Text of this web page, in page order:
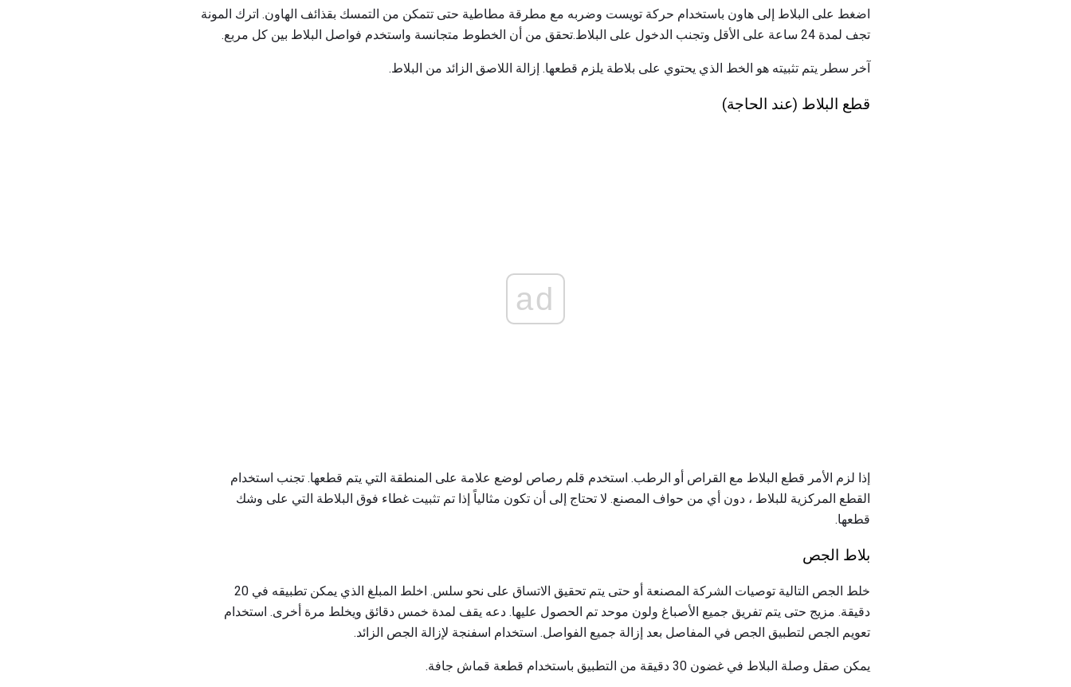
اضغط على البلاط إلى هاون باستخدام حركة تويست وضربه مع مطرقة مطاطية حتى تتمكن من التمسك بقذائف الهاون. اترك المونة
تجف لمدة 24 ساعة على الأقل وتجنب الدخول على البلاط.تحقق من أن الخطوط متجانسة واستخدم فواصل البلاط بين كل مربع.
آخر سطر يتم تثبيته هو الخط الذي يحتوي على بلاطة يلزم قطعها. إزالة اللاصق الزائد من البلاط.
قطع البلاط (عند الحاجة)
ad
إذا لزم الأمر قطع البلاط مع القراص أو الرطب. استخدم قلم رصاص لوضع علامة على المنطقة التي يتم قطعها. تجنب استخدام
القطع المركزية للبلاط ، دون أي من حواف المصنع. لا تحتاج إلى أن تكون مثالياً إذا تم تثبيت غطاء فوق البلاطة التي على وشك
قطعها.
بلاط الجص
خلط الجص التالية توصيات الشركة المصنعة أو حتى يتم تحقيق الاتساق على نحو سلس. اخلط المبلغ الذي يمكن تطبيقه في 20
دقيقة. مزيج حتى يتم تفريق جميع الأصباغ ولون موحد تم الحصول عليها. دعه يقف لمدة خمس دقائق ويخلط مرة أخرى. استخدام
تعويم الجص لتطبيق الجص في المفاصل بعد إزالة جميع الفواصل. استخدام اسفنجة لإزالة الجص الزائد.
يمكن صقل وصلة البلاط في غضون 30 دقيقة من التطبيق باستخدام قطعة قماش جافة.